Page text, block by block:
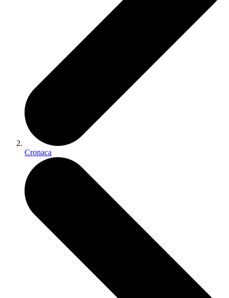
Cronaca